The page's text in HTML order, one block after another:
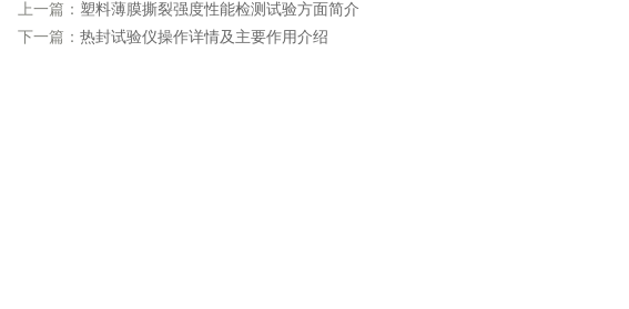
上一篇： 塑料薄膜撕裂强度性能检测试验方面简介
下一篇： 热封试验仪操作详情及主要作用介绍